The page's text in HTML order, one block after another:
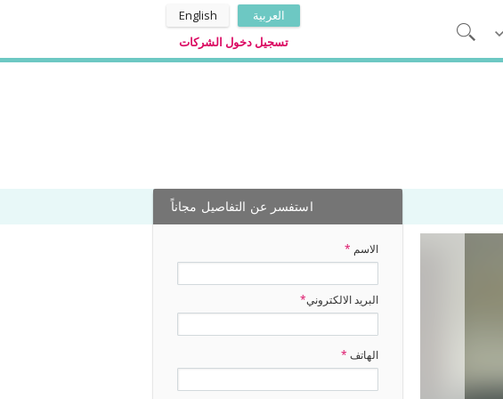
العربية
English
تسجيل دخول الشركات
استفسر عن التفاصيل مجاناً
الاسم *
البريد الالكتروني*
الهاتف *